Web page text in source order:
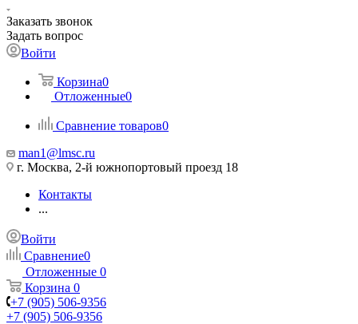
Заказать звонок
Задать вопрос
Войти
Корзина0
Отложенные0
Сравнение товаров0
man1@lmsc.ru
г. Москва, 2-й южнопортовый проезд 18
Контакты
...
Войти
Сравнение0
Отложенные 0
Корзина 0
+7 (905) 506-9356
+7 (905) 506-9356